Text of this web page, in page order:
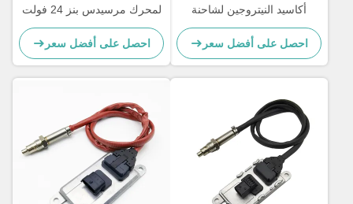
أكاسيد النيتروجين لشاحنة
مرسيدس بنز 5WK97329A
احصل على أفضل سعر
لمحرك مرسيدس بنز 24 فولت
Actros 5WK97331A
A0101531628
احصل على أفضل سعر